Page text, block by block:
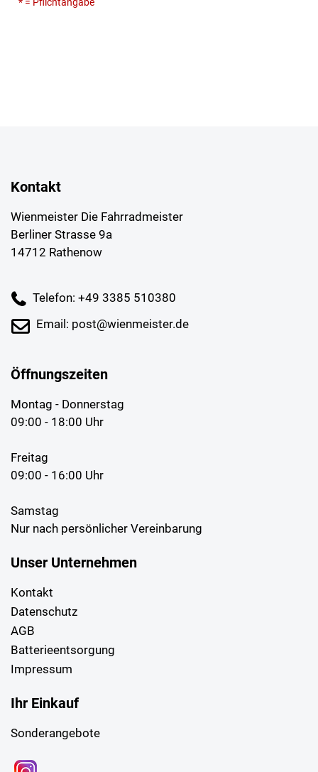
Kontakt
Wienmeister Die Fahrradmeister
Berliner Strasse 9a
14712 Rathenow
Telefon: +49 3385 510380
Email: post@wienmeister.de
Öffnungszeiten
Montag - Donnerstag
09:00 - 18:00 Uhr
Freitag
09:00 - 16:00 Uhr
Samstag
Nur nach persönlicher Vereinbarung
Unser Unternehmen
Kontakt
Datenschutz
AGB
Batterieentsorgung
Impressum
Ihr Einkauf
Sonderangebote